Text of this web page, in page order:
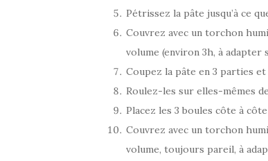
Pétrissez la pâte jusqu’à ce
Couvrez avec un torchon
volume (environ 3h, à
Coupez la pâte en 3 parties
Roulez-les sur elles-mêmes
Placez les 3 boules côte à
Couvrez avec un torchon
volume, toujours pareil, à